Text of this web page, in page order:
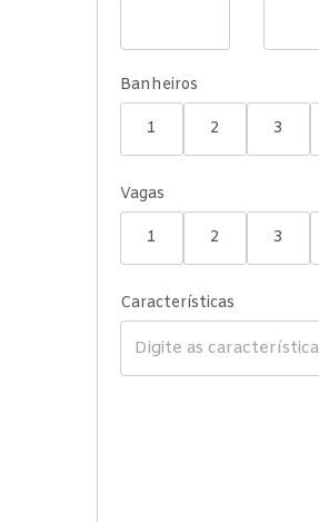
Banheiros
1 2 3
Vagas
1 2 3
Características